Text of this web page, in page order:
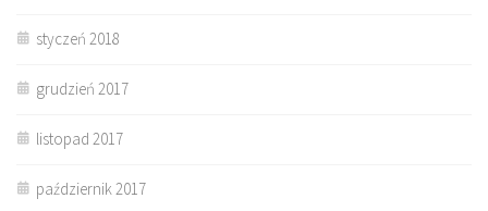
styczeń 2018
grudzień 2017
listopad 2017
październik 2017